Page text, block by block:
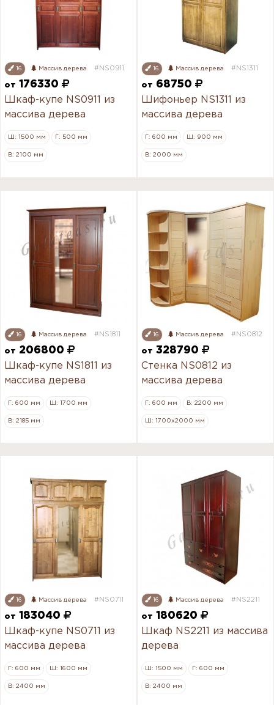
16 Массив дерева #NS0911
от
176330
Шкаф-купе NS0911 из
массива дерева
Ш: 1500 мм Г: 500 мм
В: 2100 мм
16 Массив дерева #NS1311
от
68750
Шифоньер NS1311 из
массива дерева
Г: 600 мм Ш: 900 мм
В: 2000 мм
16 Массив дерева #NS1811
от
206800
Шкаф-купе NS1811 из
массива дерева
Г: 600 мм Ш: 1700 мм
В: 2185 мм
16 Массив дерева #NS0812
от 328790
Стенка NS0812 из
массива дерева
Г: 600 мм В: 2200 мм
Ш: 1700х2000 мм
16 Массив дерева #NS0711
от
183040
Шкаф-купе NS0711 из
массива дерева
Г: 600 мм Ш: 1600 мм
В: 2400 мм
16 Массив дерева #NS2211
от
180620
Шкаф NS2211 из массива
дерева
Ш: 1500 мм Г: 600 мм
В: 2400 мм